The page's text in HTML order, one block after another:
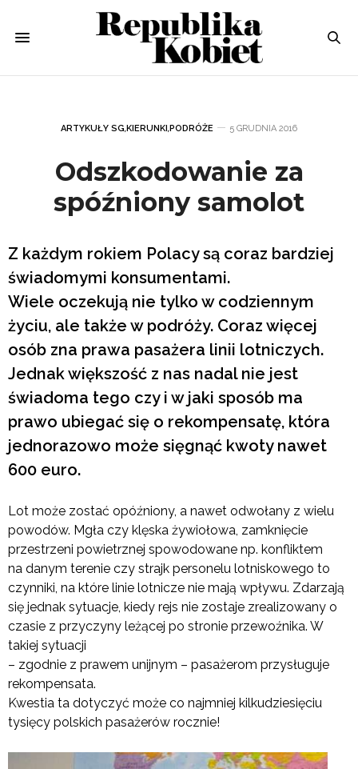
ARTYKUŁY SG,KIERUNKI,PODRÓŻE 5 GRUDNIA 2016
Odszkodowanie za
spóźniony samolot
Z każdym rokiem Polacy są coraz bardziej
świadomymi konsumentami.
Wiele oczekują nie tylko w codziennym
życiu, ale także w podróży. Coraz więcej
osób zna prawa pasażera linii lotniczych.
Jednak większość z nas nadal nie jest
świadoma tego czy i w jaki sposób ma
prawo ubiegać się o rekompensatę, która
jednorazowo może sięgnąć kwoty nawet
600 euro.
Lot może zostać opóźniony, a nawet odwołany z wielu
powodów. Mgła czy klęska żywiołowa, zamknięcie
przestrzeni powietrznej spowodowane np. konfliktem
na danym terenie czy strajk personelu lotniskowego to
czynniki, na które linie lotnicze nie mają wpływu. Zdarzają
się jednak sytuacje, kiedy rejs nie zostaje zrealizowany o
czasie z przyczyny leżącej po stronie przewoźnika. W
takiej sytuacji
– zgodnie z prawem unijnym – pasażerom przysługuje
rekompensata.
Kwestia ta dotyczyć może co najmniej kilkudziesięciu
tysięcy polskich pasażerów rocznie!